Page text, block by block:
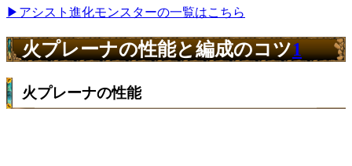
▶アシスト進化モンスターの一覧はこちら
火プレーナの性能と編成のコツ1
火プレーナの性能